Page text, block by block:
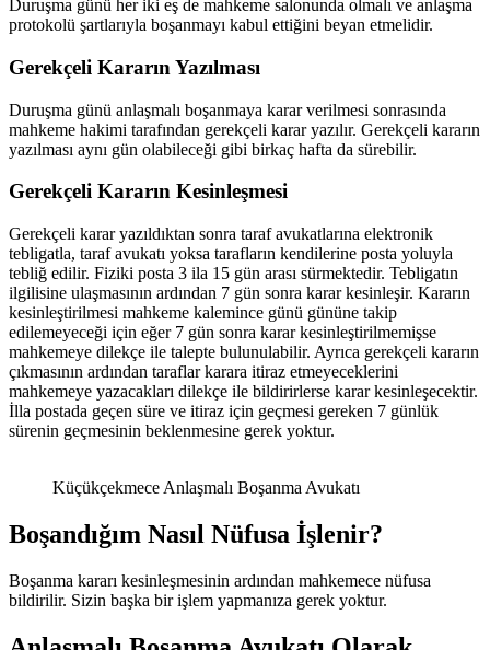
Duruşma günü her iki eş de mahkeme salonunda olmalı ve anlaşma
protokolü şartlarıyla boşanmayı kabul ettiğini beyan etmelidir.
Gerekçeli Kararın Yazılması
Duruşma günü anlaşmalı boşanmaya karar verilmesi sonrasında
mahkeme hakimi tarafından gerekçeli karar yazılır. Gerekçeli kararın
yazılması aynı gün olabileceği gibi birkaç hafta da sürebilir.
Gerekçeli Kararın Kesinleşmesi
Gerekçeli karar yazıldıktan sonra taraf avukatlarına elektronik
tebligatla, taraf avukatı yoksa tarafların kendilerine posta yoluyla
tebliğ edilir. Fiziki posta 3 ila 15 gün arası sürmektedir. Tebligatın
ilgilisine ulaşmasının ardından 7 gün sonra karar kesinleşir. Kararın
kesinleştirilmesi mahkeme kalemince günü gününe takip
edilemeyeceği için eğer 7 gün sonra karar kesinleştirilmemişse
mahkemeye dilekçe ile talepte bulunulabilir. Ayrıca gerekçeli kararın
çıkmasının ardından taraflar karara itiraz etmeyeceklerini
mahkemeye yazacakları dilekçe ile bildirirlerse karar kesinleşecektir.
İlla postada geçen süre ve itiraz için geçmesi gereken 7 günlük
sürenin geçmesinin beklenmesine gerek yoktur.
Küçükçekmece Anlaşmalı Boşanma Avukatı
Boşandığım Nasıl Nüfusa İşlenir?
Boşanma kararı kesinleşmesinin ardından mahkemece nüfusa
bildirilir. Sizin başka bir işlem yapmanıza gerek yoktur.